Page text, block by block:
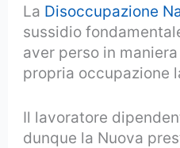
La Disoccupazione
sussidio
aver perso in
propria occupazione
Il lavoratore
dunque la Nuova